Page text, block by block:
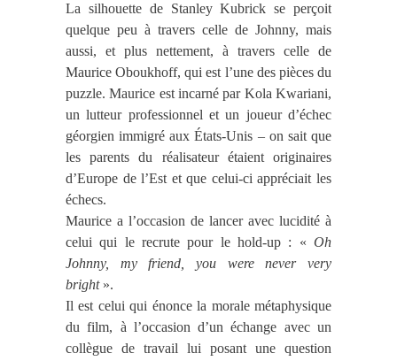
La silhouette de Stanley Kubrick se perçoit
quelque peu à travers celle de Johnny, mais
aussi, et plus nettement, à travers celle de
Maurice Oboukhoff, qui est l’une des pièces du
puzzle. Maurice est incarné par Kola Kwariani,
un lutteur professionnel et un joueur d’échec
géorgien immigré aux États-Unis – on sait que
les parents du réalisateur étaient originaires
d’Europe de l’Est et que celui-ci appréciait les
échecs.
Maurice a l’occasion de lancer avec lucidité à
celui qui le recrute pour le hold-up : «Oh
Johnny, my friend, you were never very
bright».
Il est celui qui énonce la morale métaphysique
du film, à l’occasion d’un échange avec un
collègue de travail lui posant une question